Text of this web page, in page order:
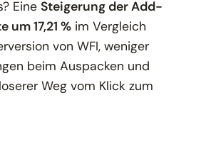
Eine Steigerung der Add-
17,21 %im Vergleich
von WFI, weniger
beim Auspacken und
Weg vom Klick zum